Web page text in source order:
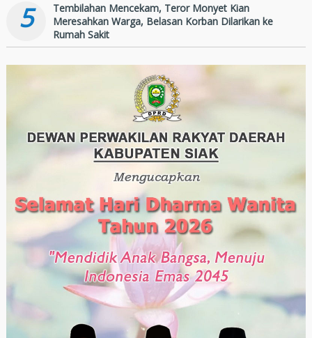
5
Tembilahan Mencekam, Teror Monyet Kian
Meresahkan Warga, Belasan Korban Dilarikan ke
Rumah Sakit